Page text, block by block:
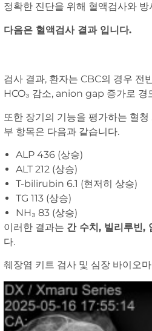
정확한 진단을 위해 혈액검사와
다음은 혈액검사 결과 입니다.
검사 결과, 환자는 CBC의 경우 전
HCO₃ 감소, anion gap 증가로 경
또한 장기의 기능을 평가하는 혈
부 항목은 다음과 같습니다.
ALP 436 (상승)
ALT 212 (상승)
T-bilirubin 6.1 (현저히 상승)
TG 113 (상승)
NH₃ 83 (상승)
이러한 결과는 간 수치, 빌리루빈,
다.
췌장염 키트 검사 및 심장 바이오